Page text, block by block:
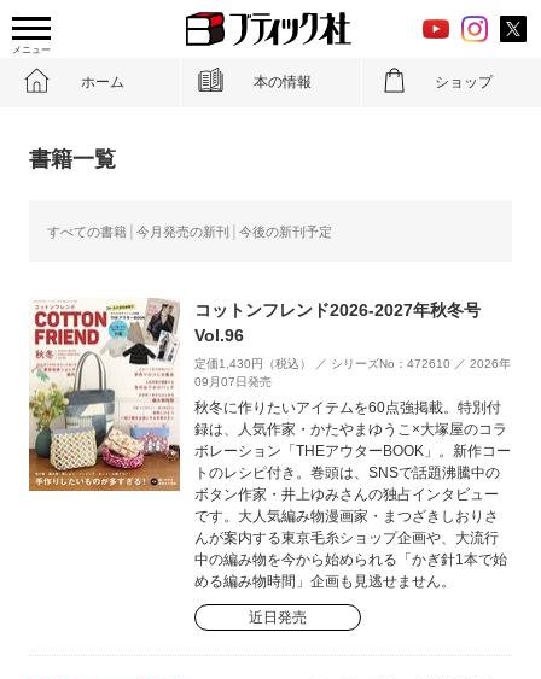
メニュー
ホーム 本の情報 ショップ
書籍一覧
すべての書籍 今月発売の新刊 今後の新刊予定
コットンフレンド2026-2027年秋冬号
Vol.96
定価1,430円（税込） ／ シリーズNo：472610 ／ 2026年
09月07日発売
秋冬に作りたいアイテムを60点強掲載。特別付
録は、人気作家・かたやまゆうこ×大塚屋のコラ
ボレーション「THEアウターBOOK」。新作コー
トのレシピ付き。巻頭は、SNSで話題沸騰中の
ボタン作家・井上ゆみさんの独占インタビュー
です。大人気編み物漫画家・まつざきしおりさ
んが案内する東京毛糸ショップ企画や、大流行
中の編み物を今から始められる「かぎ針1本で始
める編み物時間」企画も見逃せません。
近日発売